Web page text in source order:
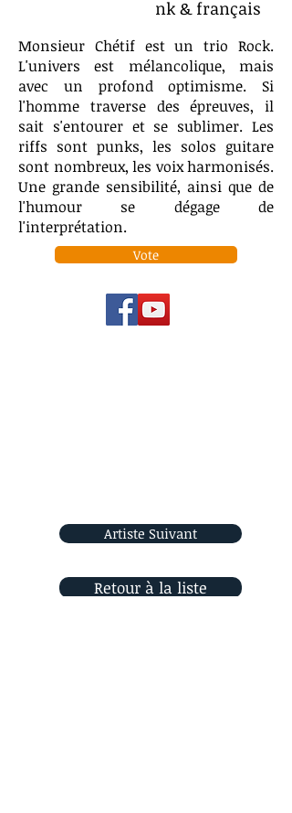
nk & français
Monsieur Chétif est un trio Rock.
L'univers est mélancolique, mais
avec un profond optimisme. Si
l'homme traverse des épreuves, il
sait s'entourer et se sublimer. Les
riffs sont punks, les solos guitare
sont nombreux, les voix harmonisés.
Une grande sensibilité, ainsi que de
l'humour se dégage de
l'interprétation.
Vote
Artiste Suivant
Retour à la liste